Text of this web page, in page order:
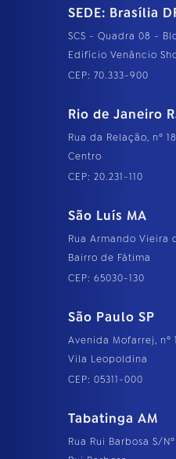
SEDE: Brasília
SCS - Quadra 08 -
Edifício Venâncio
CEP: 70.333-900
Rio de Janeiro
Rua da Relação, nº 18
Centro
CEP: 20.231-110
São Luís MA
Rua Armando Vieira
Bairro de Fátima
CEP: 65030-130
São Paulo SP
Avenida Mofarrej, nº
Vila Leopoldina
CEP: 05311-000
Tabatinga AM
Rua Rui Barbosa S/Nº